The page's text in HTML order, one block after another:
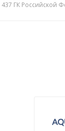
437 ГК Российской